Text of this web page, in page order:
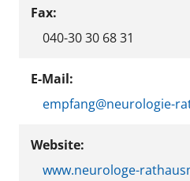
Fax:
040-30 30 68 31
E-Mail:
empfang@neurologie-
Website:
www.neurologe-